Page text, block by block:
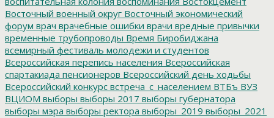
Восточный военный округ Восточный экономический
форум врач врачебные ошибки врачи вредные привычки
временные трубопроводы Время Биробиджана
всемирный фестиваль молодежи и студентов
Всероссийская перепись населения Всероссийская
спартакиада пенсионеров Всероссийский день ходьбы
Всероссийский конкурс встреча_с_населением ВТБъ ВУЗ
ВЦИОМ выборы выборы 2017 выборы губернатора
выборы мэра выборы ректора выборы_2019 выборы_2021